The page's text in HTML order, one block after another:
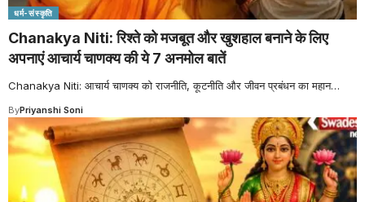
धर्म-संस्कृति
Chanakya Niti: रिश्ते को मजबूत और खुशहाल बनाने के लिए
अपनाएं आचार्य चाणक्य की ये 7 अनमोल बातें
Chanakya Niti: आचार्य चाणक्य को राजनीति, कूटनीति और जीवन प्रबंधन का महान…
ByPriyanshi Soni